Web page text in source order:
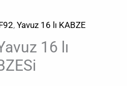
,Yavuz 16 lı KABZE
16 lı